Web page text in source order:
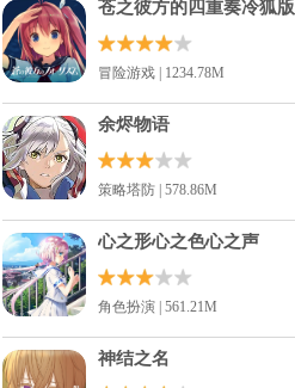
苍之彼方的四重奏冷狐版
冒险游戏 | 1234.78M
余烬物语
策略塔防 | 578.86M
心之形心之色心之声
角色扮演 | 561.21M
神结之名